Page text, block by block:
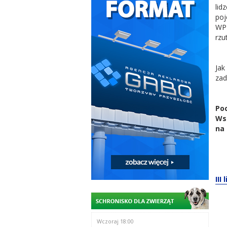
Wczoraj 18:00
na
III